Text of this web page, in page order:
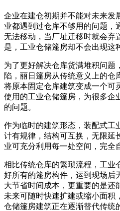
企业在建仓初期并不能对未来发
业都遇到过仓库不够用的问题，
无法移动，当厂址迁移时就会弃
是，工业仓储篷房却不会出现这
为了更好解决仓库货满堆积问题
陷，丽日篷房从传统意义上的仓
将原本固定仓库建筑变成一个可
使用的工业仓储篷房，为很多企
的问题。
作为临时的建筑形态，装配式工
计有规律，结构可互换，无限延
业可充分利用每一处空间，完全
相比传统仓库的繁琐流程，工业
好所有的篷房构件，运到现场后
大节省时间成本，更重要的是还
未来可随时快速扩建或缩小面积
仓储篷房建筑正在逐渐替代传统